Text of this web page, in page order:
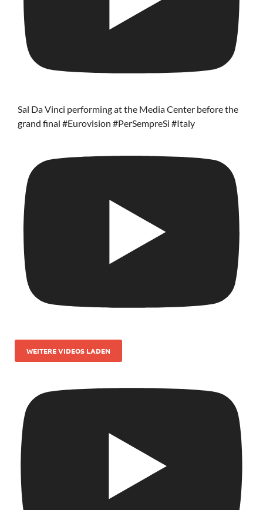
Sal Da Vinci performing at the Media Center before the
grand final #Eurovision #PerSempreSi #Italy
WEITERE VIDEOS LADEN